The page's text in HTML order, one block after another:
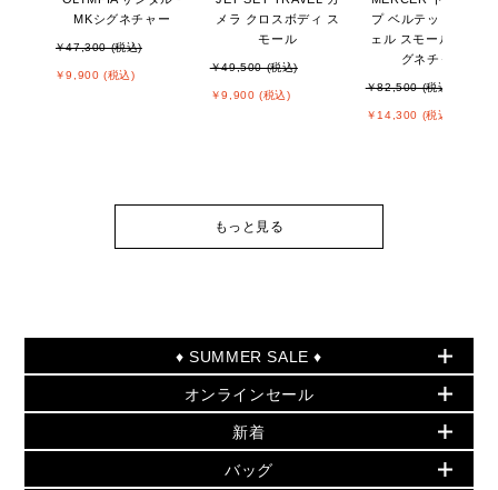
MKシグネチャー
￥47,300 (税込)
￥9,900 (税込)
メラ クロスボディ ス
モール
￥49,500 (税込)
￥9,900 (税込)
プ ベルテッド サッチ
ェル スモール - MKシ
グネチャー
￥82,500 (税込)
￥14,300 (税込)
もっと見る
♦ SUMMER SALE ♦
セールおすすめアイテム
▶ ウィメンズ
バッグ
オンラインセール
PRODUCT OF THE MONTH - 今月の特別価格
再値下げアイテム
新着
夏のスタイル
バッグ